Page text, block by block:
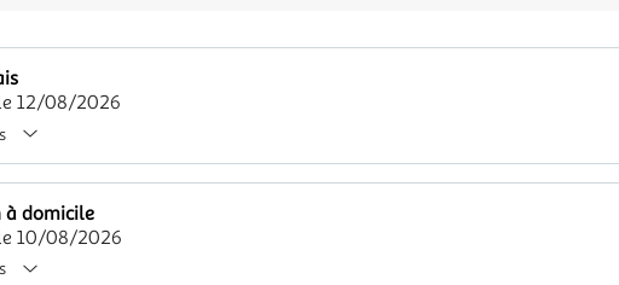
12/08/2026
à domicile
10/08/2026